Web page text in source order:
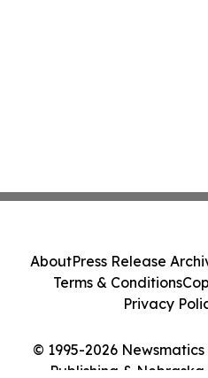
© 1995-2026
Publishing & Nebraska
AboutPress Release
Terms & Conditions
Privacy